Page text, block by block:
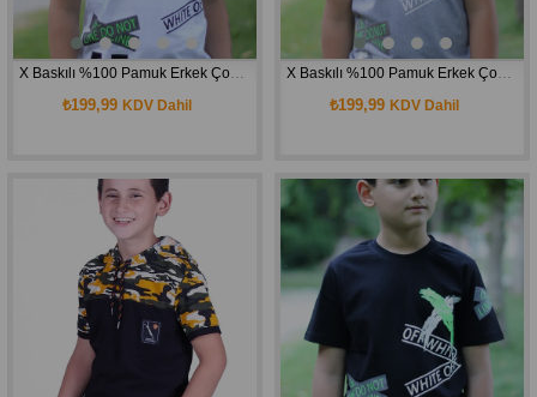
₺199,99KDV Dahil ₺199,99KDV Dahil